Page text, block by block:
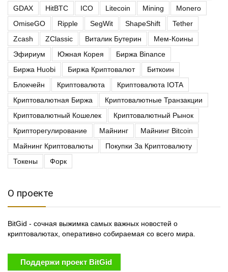
GDAX
HitBTC ICO Litecoin Mining
Monero
OmiseGO
Ripple SegWit ShapeShift
Tether
Zcash
ZClassic Виталик Бутерин
Мем-Коины
Эфириум
Южная Корея
Биржа Binance
Биржа Huobi
Биржа Криптовалют
Биткоин
Блокчейн
Криптовалюта
Криптовалюта IOTA
Криптовалютная Биржа
Криптовалютные Транзакции
Криптовалютный Кошелек
Криптовалютный Рынок
Крипторегулирование
Майнинг
Майнинг Bitcoin
Майнинг Криптовалюты
Покупки За Криптовалюту
Токены
Форк
О проекте
BitGid - сочная выжимка самых важных новостей о
криптовалютах, оперативно собираемая со всего мира.
Поддержи проект BitGid